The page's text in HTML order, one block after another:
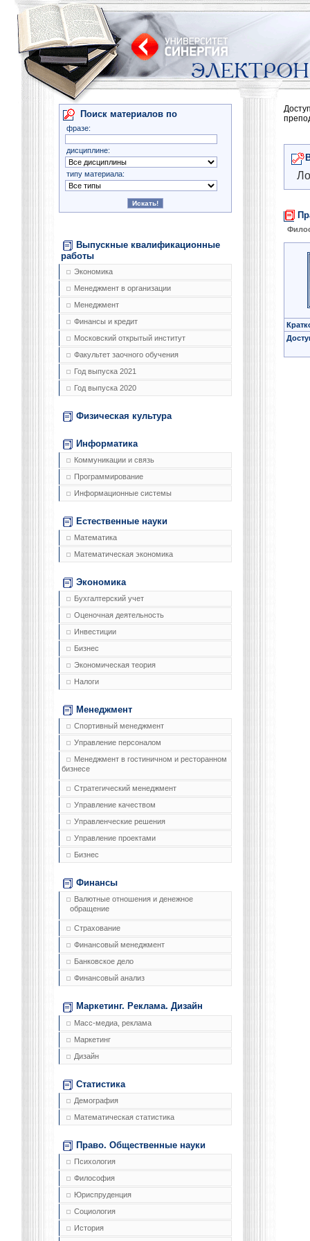
Поиск материалов по
фразе:
дисциплине:
типу материала:
Выпускные квалификационные
работы
Экономика
Менеджмент в организации
Менеджмент
Финансы и кредит
Московский открытый институт
Факультет заочного обучения
Год выпуска 2021
Год выпуска 2020
Физическая культура
Информатика
Коммуникации и связь
Программирование
Информационные системы
Естественные науки
Математика
Математическая экономика
Экономика
Бухгалтерский учет
Оценочная деятельность
Инвестиции
Бизнес
Экономическая теория
Налоги
Менеджмент
Спортивный менеджмент
Управление персоналом
Менеджмент в гостиничном и ресторанном
бизнесе
Стратегический менеджмент
Управление качеством
Управленческие решения
Управление проектами
Бизнес
Финансы
Валютные отношения и денежное
обращение
Страхование
Финансовый менеджмент
Банковское дело
Финансовый анализ
Маркетинг. Реклама. Дизайн
Масс-медиа, реклама
Маркетинг
Дизайн
Статистика
Демография
Математическая статистика
Право. Общественные науки
Психология
Философия
Юриспруденция
Социология
История